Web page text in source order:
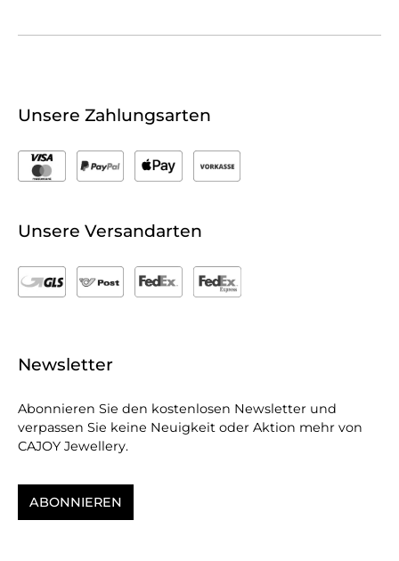
Unsere Zahlungsarten
Unsere Versandarten
Newsletter
Abonnieren Sie den kostenlosen Newsletter und
verpassen Sie keine Neuigkeit oder Aktion mehr von
CAJOY Jewellery.
ABONNIEREN